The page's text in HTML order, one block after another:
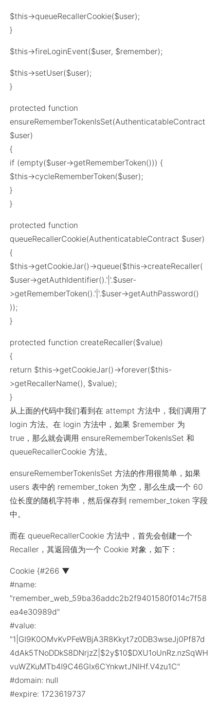
$this->queueRecallerCookie($user);
}
$this->fireLoginEvent($user, $remember);
$this->setUser($user);
}
protected function
ensureRememberTokenIsSet(AuthenticatableContract
$user)
{
if (empty($user->getRememberToken())) {
$this->cycleRememberToken($user);
}
}
protected function
queueRecallerCookie(AuthenticatableContract $user)
{
$this->getCookieJar()->queue($this->createRecaller(
$user->getAuthIdentifier().'|'.$user-
>getRememberToken().'|'.$user->getAuthPassword()
));
}
protected function createRecaller($value)
{
return $this->getCookieJar()->forever($this-
>getRecallerName(), $value);
}
从上面的代码中我们看到在 attempt 方法中，我们调用了
login 方法。在 login 方法中，如果 $remember 为
true，那么就会调用 ensureRememberTokenIsSet 和
queueRecallerCookie 方法。
ensureRememberTokenIsSet 方法的作用很简单，如果
users 表中的 remember_token 为空，那么生成一个 60
位长度的随机字符串，然后保存到 remember_token 字段
中。
而在 queueRecallerCookie 方法中，首先会创建一个
Recaller，其返回值为一个 Cookie 对象，如下：
Cookie {#266 ▼
#name:
"remember_web_59ba36addc2b2f9401580f014c7f58
ea4e30989d"
#value:
"1|GI9K0OMvKvPFeWBjA3R8Kkyt7z0DB3wseJj0Pf87d
4dAk5TNoDDkS8DNrjzZ|$2y$10$DXU1oUnRz.nzSqWH
vuWZKuMTb4I9C46GIx6CYnkwtJNlHf.V4zu1C"
#domain: null
#expire: 1723619737